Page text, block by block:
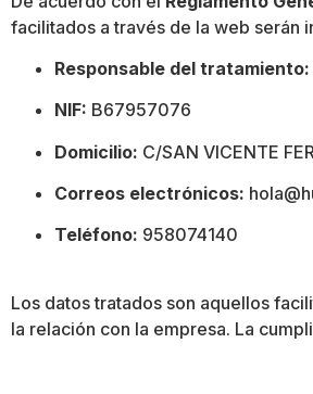
facilitados a través de la web serán
Responsable del tratamiento:
NIF: B67957076
Domicilio: C/SAN VICENTE
Correos electrónicos:
Teléfono: 958074140
Los datos tratados son aquellos
la relación con la empresa. La